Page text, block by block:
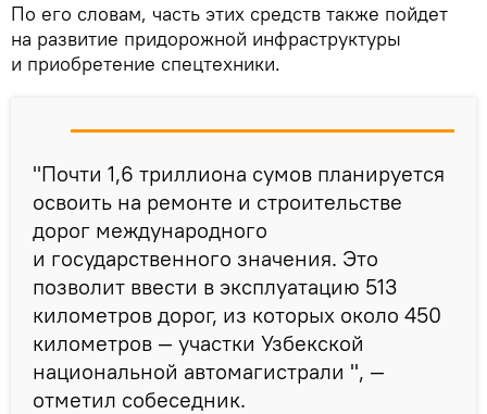
По его словам, часть этих средств также пойдет
на развитие придорожной инфраструктуры
и приобретение спецтехники.
"Почти 1,6 триллиона сумов планируется
освоить на ремонте и строительстве
дорог международного
и государственного значения. Это
позволит ввести в эксплуатацию 513
километров дорог, из которых около 450
километров — участки Узбекской
национальной автомагистрали ", —
отметил собеседник.